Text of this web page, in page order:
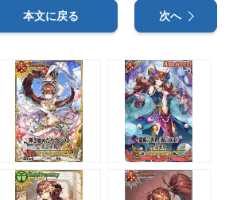
本文に戻る 次へ